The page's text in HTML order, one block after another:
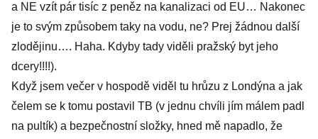
a NE vzít pár tisíc z peněz na kanalizaci od EU… Nakonec
je to svým způsobem taky na vodu, ne? Prej žádnou další
zlodějinu…. Haha. Kdyby tady viděli pražský byt jeho
dcery!!!!).
Když jsem večer v hospodě viděl tu hrůzu z Londýna a jak
čelem se k tomu postavil TB (v jednu chvíli jím málem padl
na pultík) a bezpečnostní složky, hned mě napadlo, že